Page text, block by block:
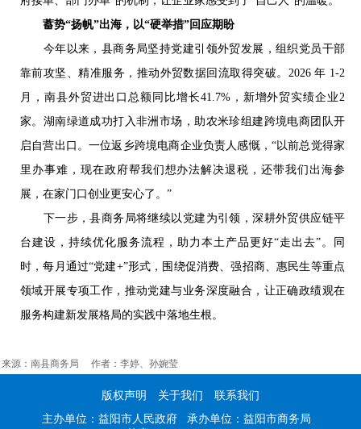
蓄势“扬帆”出海，以“硬举措”回应期盼
今年以来，县商务局坚持党建引领外贸发展，组织党员干部
靠前攻坚、精准服务，推动外贸数据回流取得突破。2026 年 1-2
月，南县外贸进出口总额同比增长41.7%，新增外贸实绩企业2
家。湖南绿道成功打入非洲市场，助农米珍组建跨境电商团队开
启自营出口。一位返乡跨境电商企业负责人感慨，“以前总觉得家
里办事难，现在政府帮我们想办法解决退税，还带我们出海参
展，在家门口创业更安心了。”
下一步，县商务局将继续以党建为引领，深耕外贸供应链平
台建设，持续优化服务流程，助力本土产品更好“走出去”。同
时，每月通过“党建+”形式，围绕促消费、强招商、惠民生等重点
领域开展专项工作，推动党建与业务深度融合，让正确政绩观在
服务构建新发展格局的实践中落地生根。
来源：南县商务局 作者：李婷、孙婉莹
版权声明 关于我们
联系我们
主办单位：益阳市人民政府 承办单位：益阳市商务局